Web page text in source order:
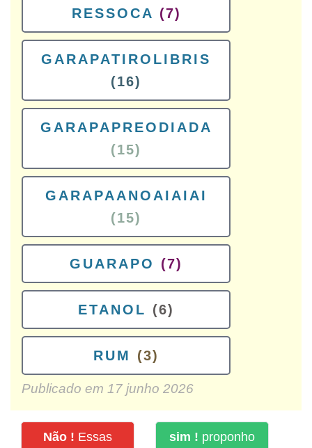
RESSOCA (7)
GARAPATIROLIBRIS
(16)
GARAPAPREODIADA
(15)
GARAPAANOAIAIAI
(15)
GUARAPO (7)
ETANOL (6)
RUM (3)
Publicado em 17 junho 2026
Não ! Essas
sim ! proponho